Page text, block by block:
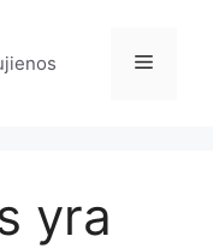
Meniu
yra